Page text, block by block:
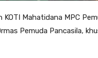
Mahatidana MPC
Pemuda Pancasila,